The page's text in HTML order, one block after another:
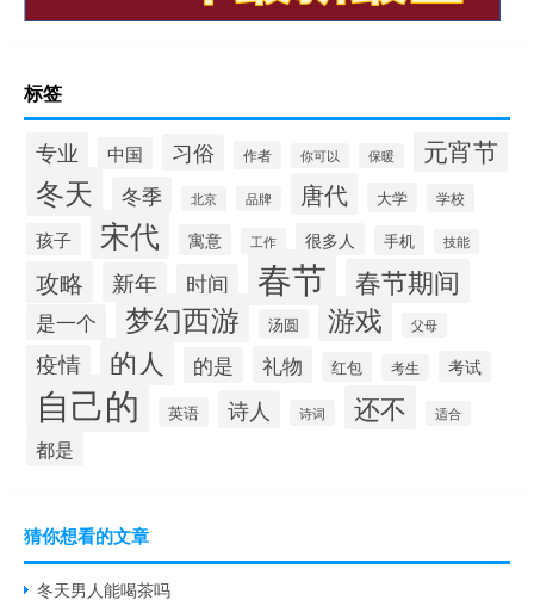
标签
专业 中国 习俗 作者 你可以 保暖 元宵节
冬天 冬季 北京 品牌 唐代 大学 学校
孩子 宋代 寓意 工作 很多人 手机 技能
攻略 新年 时间 春节 春节期间
是一个 梦幻西游 汤圆 游戏 父母
疫情 的人 的是 礼物 红包 考生 考试
自己的 英语 诗人 诗词 还不 适合
都是
猜你想看的文章
冬天男人能喝茶吗